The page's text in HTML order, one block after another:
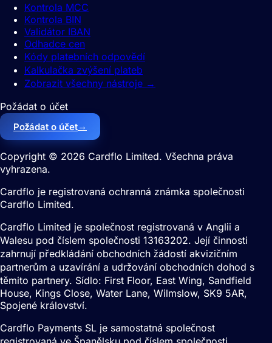
Kontrola MCC
Kontrola BIN
Validátor IBAN
Odhadce cen
Kódy platebních odpovědí
Kalkulačka zvýšení plateb
Zobrazit všechny nástroje →
Požádat o účet
Požádat o účet→
Copyright © 2026 Cardflo Limited. Všechna práva
vyhrazena.
Cardflo je registrovaná ochranná známka společnosti
Cardflo Limited.
Cardflo Limited je společnost registrovaná v Anglii a
Walesu pod číslem společnosti 13163202. Její činnosti
zahrnují předkládání obchodních žádostí akvizičním
partnerům a uzavírání a udržování obchodních dohod s
těmito partnery. Sídlo: First Floor, East Wing, Sandfield
House, Kings Close, Water Lane, Wilmslow, SK9 5AR,
Spojené království.
Cardflo Payments SL je samostatná společnost